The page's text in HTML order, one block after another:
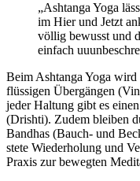
„Ashtanga Yoga
im Hier und Jetzt
völlig bewusst und
einfach
Beim Ashtanga Yoga
flüssigen Übergängen
jeder Haltung gibt es
(Drishti). Zudem bleiben
Bandhas (Bauch- und
stete Wiederholung und
Praxis zur bewegten